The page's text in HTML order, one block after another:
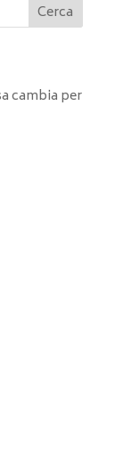
Cerca
cambia per